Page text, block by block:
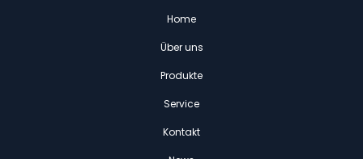
Home
Über uns
Produkte
Service
Kontakt